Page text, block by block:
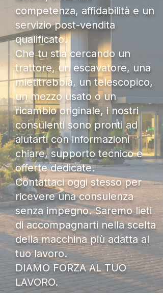
competenza, affidabilità e un
servizio post-vendita
qualificato.
Che tu stia cercando un
trattore, un escavatore, una
mietitrebbia, un telescopico,
un mezzo usato o un
ricambio originale, i nostri
consulenti sono pronti ad
aiutarti con informazioni
chiare, supporto tecnico e
offerte dedicate.
Contattaci oggi stesso per
ricevere una consulenza
senza impegno. Saremo lieti
di accompagnarti nella scelta
della macchina più adatta al
tuo lavoro.
DIAMO FORZA AL TUO
LAVORO.